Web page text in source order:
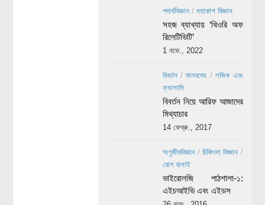
পদার্থবিজ্ঞান/ মহাকাশ বিজ্ঞান
সহজ ব্যাখ্যায় ‘থিওরি অফ
রিলেটিভিটি’
1 নভে., 2022
বিবর্তন/মানবদেহ /লজিক এবং
ফ্যালাসি
বিবর্তন নিয়ে আরিফ আজাদের
মিথ্যাচার
14 ফেব্রু., 2017
অণুজীববিজ্ঞান/চিকিৎসা বিজ্ঞান /
রোগ বালাই
ভাইরোলজি পাঠশালা-১:
এইচআইভি এবং এইডস